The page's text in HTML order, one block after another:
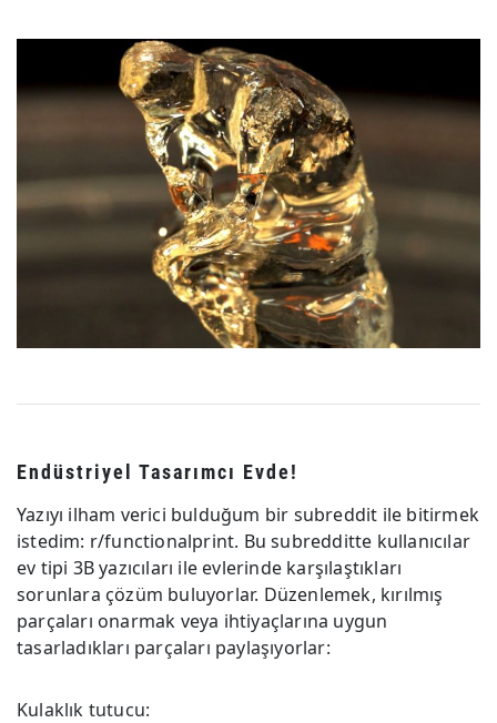
Endüstriyel Tasarımcı Evde!
Yazıyı ilham verici bulduğum bir subreddit ile bitirmek
istedim: r/functionalprint. Bu subredditte kullanıcılar
ev tipi 3B yazıcıları ile evlerinde karşılaştıkları
sorunlara çözüm buluyorlar. Düzenlemek, kırılmış
parçaları onarmak veya ihtiyaçlarına uygun
tasarladıkları parçaları paylaşıyorlar:
Kulaklık tutucu: